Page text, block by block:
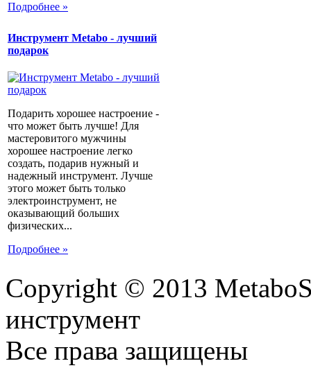
Подробнее »
Инструмент Metabo - лучший
подарок
Подарить хорошее настроение -
что может быть лучше! Для
мастеровитого мужчины
хорошее настроение легко
создать, подарив нужный и
надежный инструмент. Лучше
этого может быть только
электроинструмент, не
оказывающий больших
физических...
Подробнее »
Copyright © 2013
инструмент
Все права защищены